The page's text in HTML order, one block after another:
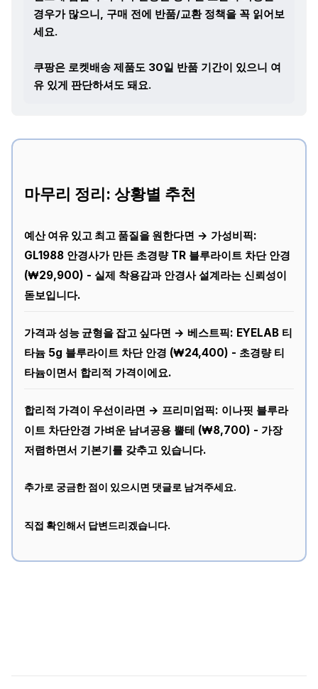
경우가 많으니, 구매 전에 반품/교환 정책을 꼭 읽어보
세요.
쿠팡은 로켓배송 제품도 30일 반품 기간이 있으니 여
유 있게 판단하셔도 돼요.
마무리 정리: 상황별 추천
예산 여유 있고 최고 품질을 원한다면 → 가성비픽:
GL1988 안경사가 만든 초경량 TR 블루라이트 차단 안경
(₩29,900) - 실제 착용감과 안경사 설계라는 신뢰성이
돋보입니다.
가격과 성능 균형을 잡고 싶다면 → 베스트픽: EYELAB 티
타늄 5g 블루라이트 차단 안경 (₩24,400) - 초경량 티
타늄이면서 합리적 가격이에요.
합리적 가격이 우선이라면 → 프리미엄픽: 이나핏 블루라
이트 차단안경 가벼운 남녀공용 뿔테 (₩8,700) - 가장
저렴하면서 기본기를 갖추고 있습니다.
추가로 궁금한 점이 있으시면 댓글로 남겨주세요.
직접 확인해서 답변드리겠습니다.